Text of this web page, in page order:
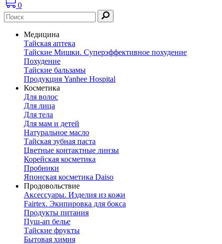
0
Медицина
Тайская аптека
Тайские Мишки. Суперэффективное похудение
Похудение
Тайские бальзамы
Продукция Yanhee Hospital
Косметика
Для волос
Для лица
Для тела
Для мам и детей
Натуральное масло
Тайская зубная паста
Цветные контактные линзы
Корейская косметика
Пробники
Японская косметика Daiso
Продовольствие
Аксессуары. Изделия из кожи
Fairtex. Экипировка для бокса
Продукты питания
Пуш-ап белье
Тайские фрукты
Бытовая химия